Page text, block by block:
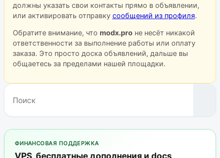
должны указать свои контакты прямо в объявлении,
или активировать отправку сообщений из профиля.
Обратите внимание, что modx.proне несёт никакой
ответственности за выполнение работы или оплату
заказа. Это просто доска объявлений, дальше вы
общаетесь за пределами нашей площадки.
ФИНАНСОВАЯ ПОДДЕРЖКА
VPS, бесплатные дополнения и docs